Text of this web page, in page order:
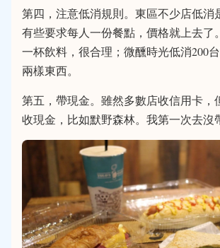
第四，注意低消規則。東區不少店低消
有些要求每人一份餐點，價格就上去了
一杯飲料，很合理；微醺時光低消200
兩樣東西。
第五，帶現金。雖然多數店收信用卡，
收現金，比如默野森林。我第一次去沒